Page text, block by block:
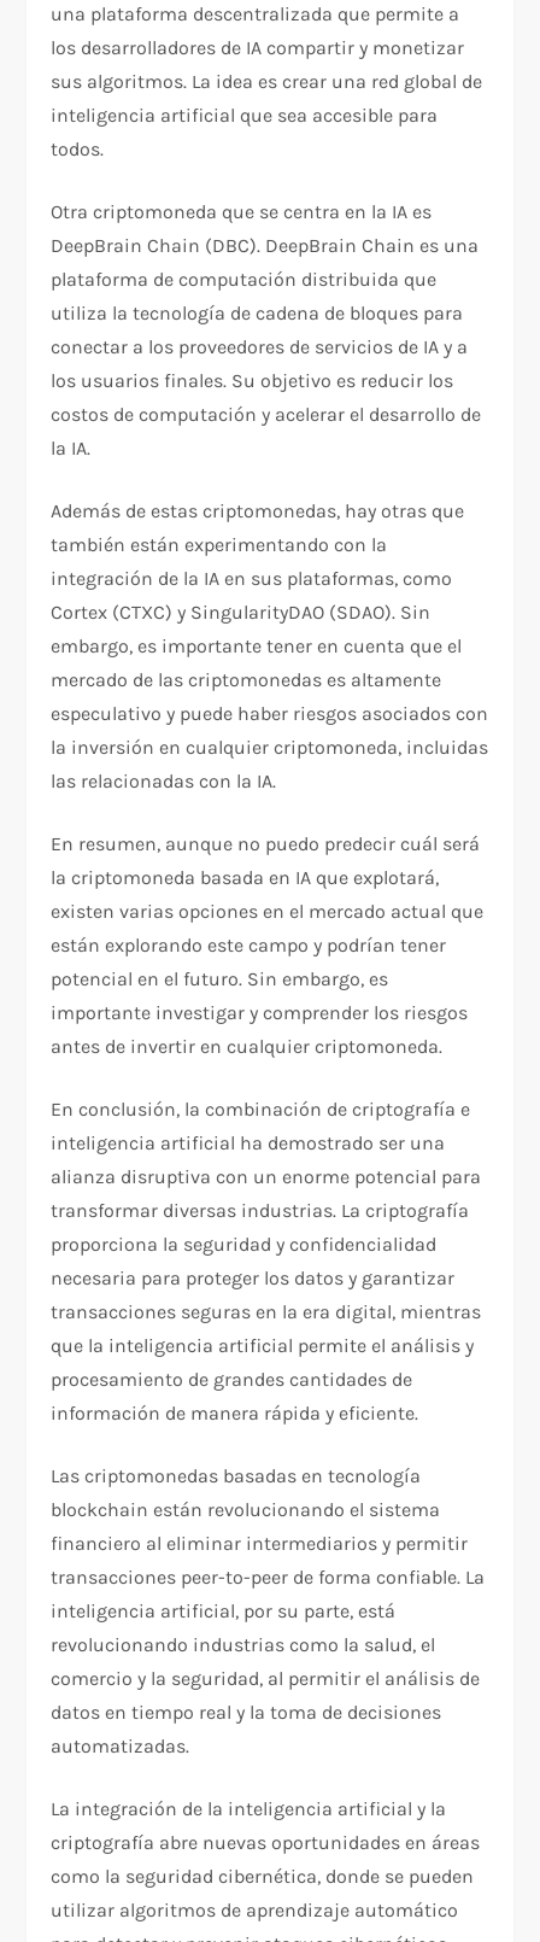
una plataforma descentralizada que permite a
los desarrolladores de IA compartir y monetizar
sus algoritmos. La idea es crear una red global de
inteligencia artificial que sea accesible para
todos.
Otra criptomoneda que se centra en la IA es
DeepBrain Chain (DBC). DeepBrain Chain es una
plataforma de computación distribuida que
utiliza la tecnología de cadena de bloques para
conectar a los proveedores de servicios de IA y a
los usuarios finales. Su objetivo es reducir los
costos de computación y acelerar el desarrollo de
la IA.
Además de estas criptomonedas, hay otras que
también están experimentando con la
integración de la IA en sus plataformas, como
Cortex (CTXC) y SingularityDAO (SDAO). Sin
embargo, es importante tener en cuenta que el
mercado de las criptomonedas es altamente
especulativo y puede haber riesgos asociados con
la inversión en cualquier criptomoneda, incluidas
las relacionadas con la IA.
En resumen, aunque no puedo predecir cuál será
la criptomoneda basada en IA que explotará,
existen varias opciones en el mercado actual que
están explorando este campo y podrían tener
potencial en el futuro. Sin embargo, es
importante investigar y comprender los riesgos
antes de invertir en cualquier criptomoneda.
En conclusión, la combinación de criptografía e
inteligencia artificial ha demostrado ser una
alianza disruptiva con un enorme potencial para
transformar diversas industrias. La criptografía
proporciona la seguridad y confidencialidad
necesaria para proteger los datos y garantizar
transacciones seguras en la era digital, mientras
que la inteligencia artificial permite el análisis y
procesamiento de grandes cantidades de
información de manera rápida y eficiente.
Las criptomonedas basadas en tecnología
blockchain están revolucionando el sistema
financiero al eliminar intermediarios y permitir
transacciones peer-to-peer de forma confiable. La
inteligencia artificial, por su parte, está
revolucionando industrias como la salud, el
comercio y la seguridad, al permitir el análisis de
datos en tiempo real y la toma de decisiones
automatizadas.
La integración de la inteligencia artificial y la
criptografía abre nuevas oportunidades en áreas
como la seguridad cibernética, donde se pueden
utilizar algoritmos de aprendizaje automático